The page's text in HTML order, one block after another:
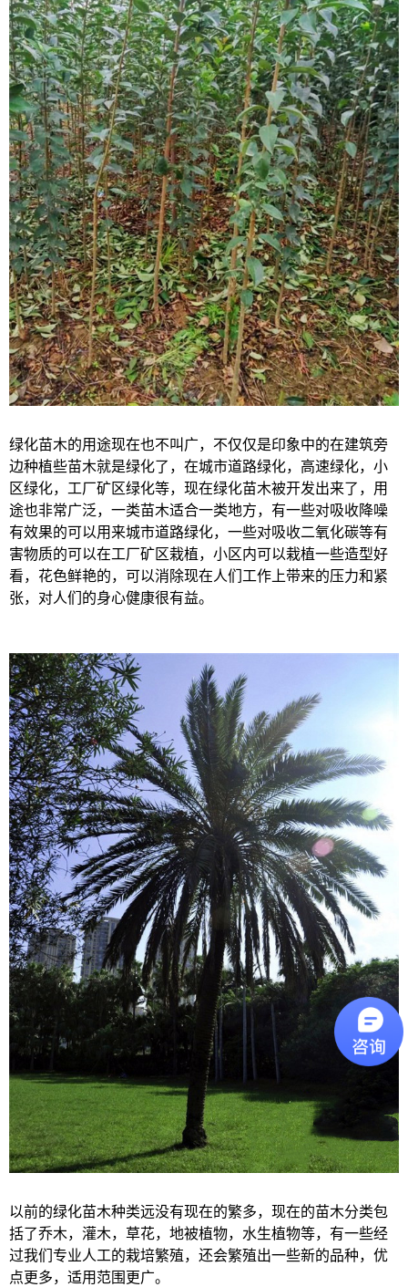
绿化苗木的用途现在也不叫广，不仅仅是印象中的在建筑旁
边种植些苗木就是绿化了，在城市道路绿化，高速绿化，小
区绿化，工厂矿区绿化等，现在绿化苗木被开发出来了，用
途也非常广泛，一类苗木适合一类地方，有一些对吸收降噪
有效果的可以用来城市道路绿化，一些对吸收二氧化碳等有
害物质的可以在工厂矿区栽植，小区内可以栽植一些造型好
看，花色鲜艳的，可以消除现在人们工作上带来的压力和紧
张，对人们的身心健康很有益。
以前的绿化苗木种类远没有现在的繁多，现在的苗木分类包
括了乔木，灌木，草花，地被植物，水生植物等，有一些经
过我们专业人工的栽培繁殖，还会繁殖出一些新的品种，优
点更多，适用范围更广。